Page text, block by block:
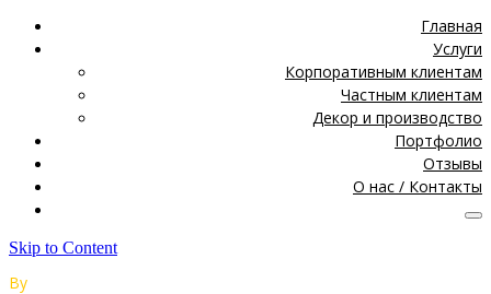
Главная
Услуги
Корпоративным клиентам
Частным клиентам
Декор и производство
Портфолио
Отзывы
О нас / Контакты
Skip to Content
By